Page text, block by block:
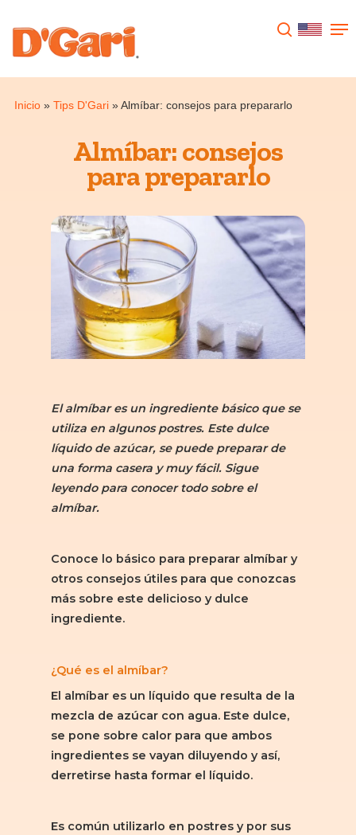
Inicio» Tips D'Gari»Almíbar: consejos para prepararlo
Presione enter para buscar o ESC para
Almíbar: consejos
para prepararlo
El almíbar es un ingrediente básico que se
utiliza en algunos postres. Este dulce
líquido de azúcar, se puede preparar de
una forma casera y muy fácil. Sigue
leyendo para conocer todo sobre el
almíbar.
Conoce lo básico para preparar almíbar y
otros consejos útiles para que conozcas
más sobre este delicioso y dulce
ingrediente.
¿Qué es el almíbar?
El almíbar es un líquido que resulta de la
mezcla de azúcar con agua. Este dulce,
se pone sobre calor para que ambos
ingredientes se vayan diluyendo y así,
derretirse hasta formar el líquido.
Es común utilizarlo en postres y por sus